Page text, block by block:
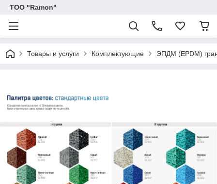
ТОО "Ramon"
Товары и услуги Комплектующие ЭПДМ (EPDM)